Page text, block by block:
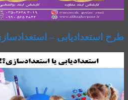
طرح استعدادیابی –